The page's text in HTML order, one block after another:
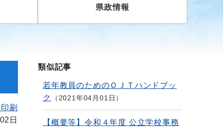
県政情報
刷
日
類似記事
若年教員のためのＯＪＴハンドブッ
ク
2021年04月01日
【概要等】令和４年度 公立学校事務